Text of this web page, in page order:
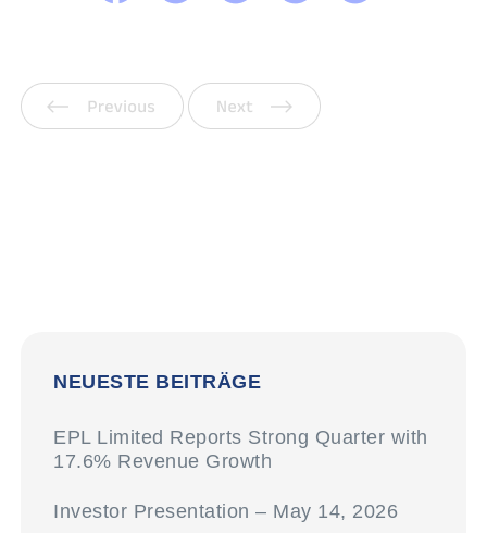
Vorherige
NEUESTE BEITRÄGE
EPL Limited Reports Strong Quarter with
17.6% Revenue Growth
Investor Presentation – May 14, 2026